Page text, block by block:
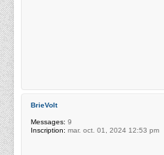
BrieVolt
Messages: 9
Inscription: mar. oct. 01, 2024 12:53 pm